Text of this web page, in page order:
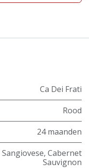
Ca Dei Frati
Rood
24 maanden
Sangiovese, Cabernet
Sauvignon